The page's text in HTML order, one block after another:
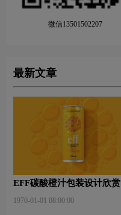
微信13501502207
最新文章
EFF碳酸橙汁包装设计欣赏
1970-01-01 08:00:00